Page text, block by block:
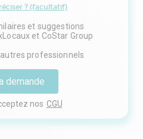
? (facultatif)
et suggestions
et CoStar Group
professionnels
demande
nos CGU